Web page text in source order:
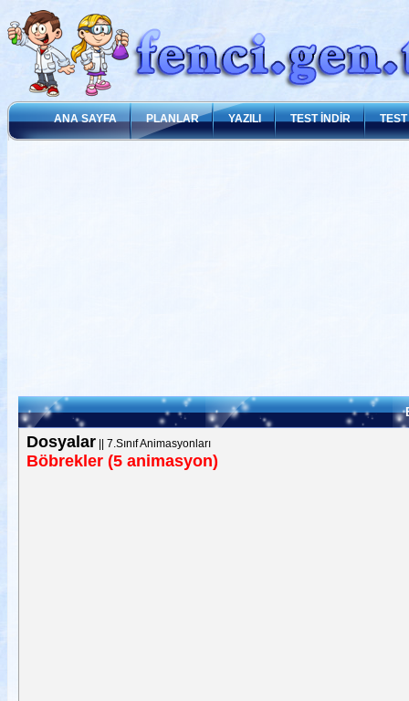
ANA SAYFA PLANLAR YAZILI TEST İNDİR
Dosyalar|| 7.Sınıf Animasyonları
Böbrekler (5 animasyon)